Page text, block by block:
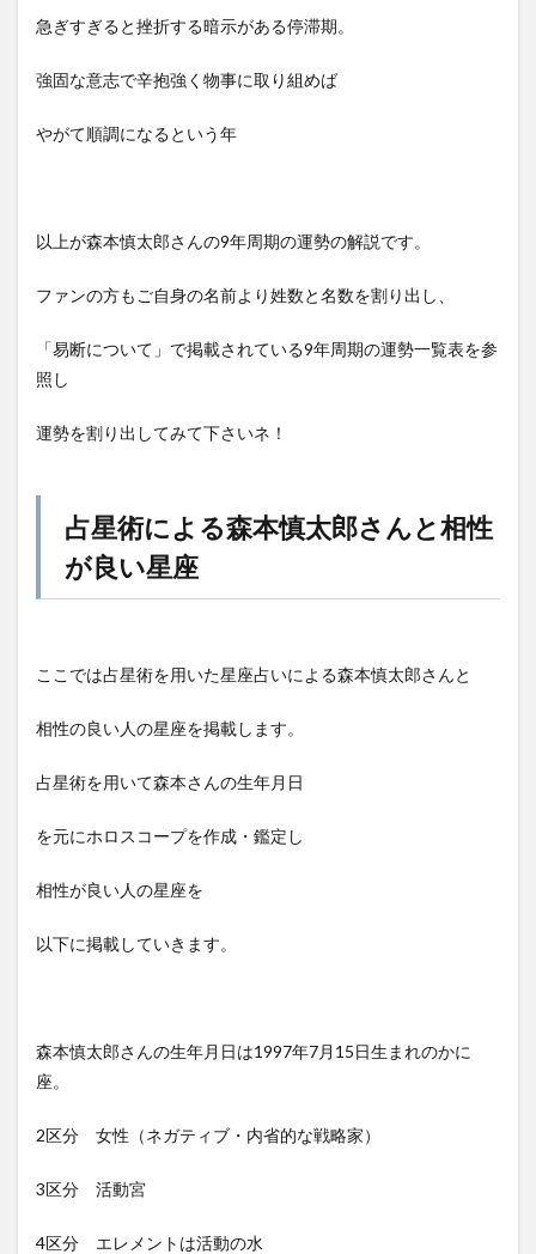
急ぎすぎると挫折する暗示がある停滞期。
強固な意志で辛抱強く物事に取り組めば
やがて順調になるという年
以上が森本慎太郎さんの9年周期の運勢の解説です。
ファンの方もご自身の名前より姓数と名数を割り出し、
「易断について」で掲載されている9年周期の運勢一覧表を参
照し
運勢を割り出してみて下さいネ！
占星術による森本慎太郎さんと相性
が良い星座
ここでは占星術を用いた星座占いによる森本慎太郎さんと
相性の良い人の星座を掲載します。
占星術を用いて森本さんの生年月日
を元にホロスコープを作成・鑑定し
相性が良い人の星座を
以下に掲載していきます。
森本慎太郎さんの生年月日は1997年7月15日生まれのかに
座。
2区分 女性（ネガティブ・内省的な戦略家）
3区分 活動宮
4区分 エレメントは活動の水